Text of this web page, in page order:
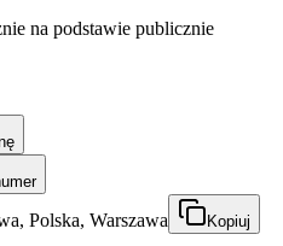
na podstawie publicznie
Polska, Warszawa Kopiuj